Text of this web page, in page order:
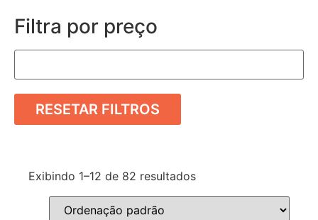
Filtra por preço
RESETAR FILTROS
Exibindo 1–12 de 82 resultados